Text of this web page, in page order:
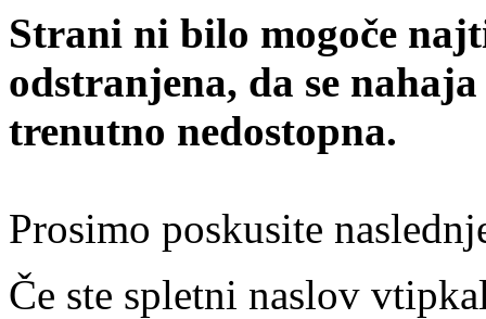
Strani ni bilo mogoče
odstranjena, da se
trenutno nedostopna.
Prosimo poskusite
Če ste spletni naslov